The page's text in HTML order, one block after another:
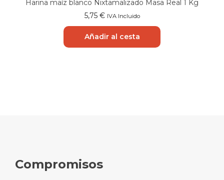
Harina maíz blanco Nixtamalizado Masa Real 1 Kg
5,75 € IVA Incluido
Añadir al cesta
Compromisos